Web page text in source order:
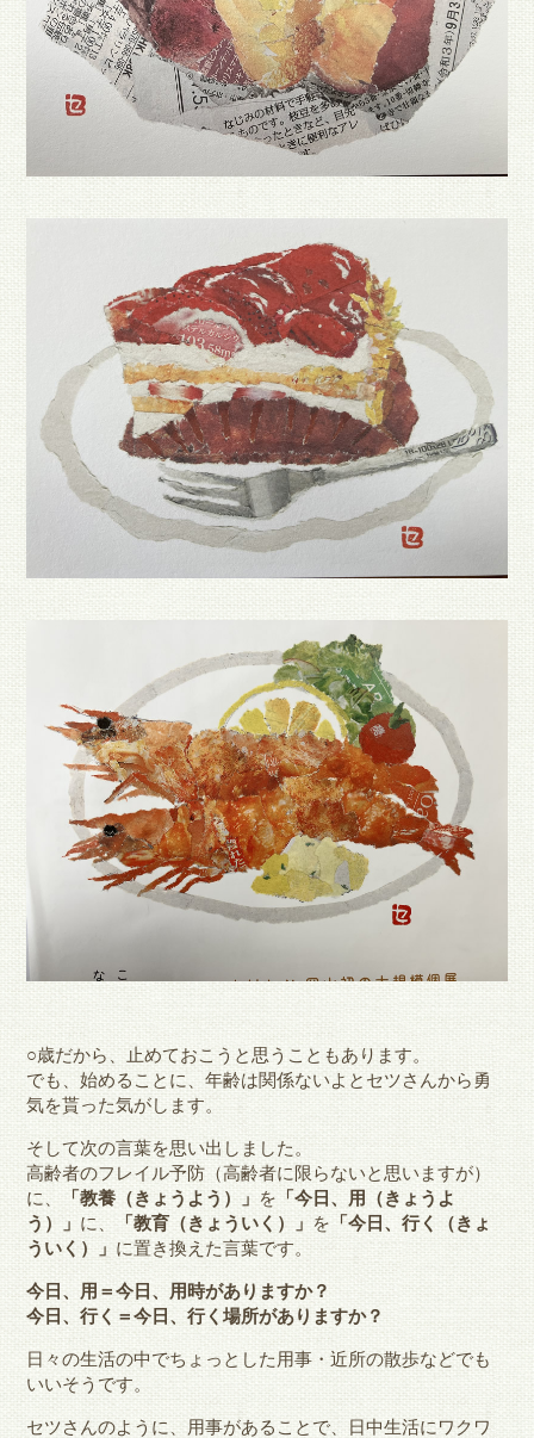
○歳だから、止めておこうと思うこともあります。
でも、始めることに、年齢は関係ないよとセツさんから勇
気を貰った気がします。
そして次の言葉を思い出しました。
高齢者のフレイル予防（高齢者に限らないと思いますが）
に、
「教養（きょうよう）」 を 「今日、用（きょうよ
う）」 に、 「教育（きょういく）」 を 「今日、行く（きょ
ういく）」 に置き換えた言葉です。
今日、用＝今日、用時がありますか？
今日、行く＝今日、行く場所がありますか？
日々の生活の中でちょっとした用事・近所の散歩などでも
いいそうです。
セツさんのように、用事があることで、日中生活にワクワ